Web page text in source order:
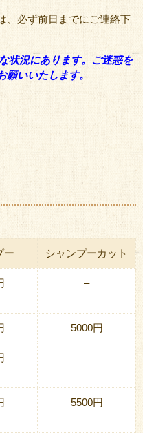
、必ず前日までにご連絡下
状況にあります。ご迷惑を
いいたします。
ー シャンプーカット
–
5000円
–
5500円